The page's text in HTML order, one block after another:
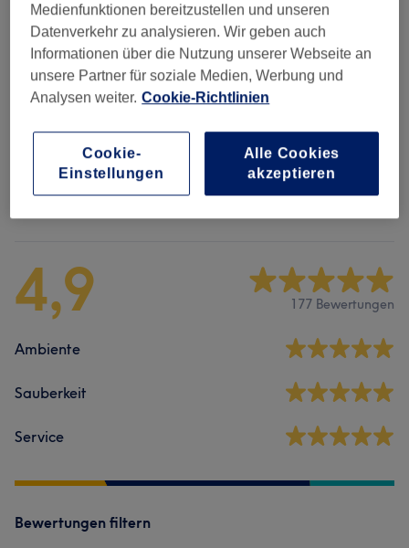
ANTI AGING INTENSIV
Gesichtsbehandlungen ( 9
ab 109 €
Gesichtsbehandlungen ( 15)
Augenbrauen & Wimpernbehandlungen (2) 57 €
4,9 177 Bewertungen
Ambiente
Sauberkeit
Service
Bewertungen filtern
Medienfunktionen bereitzustellen und unseren
Datenverkehr zu analysieren. Wir geben auch
Informationen über die Nutzung unserer Webseite an
unsere Partner für soziale Medien, Werbung und
Analysen weiter. Cookie-Richtlinien
Cookie-
Einstellungen
Alle Cookies
akzeptieren